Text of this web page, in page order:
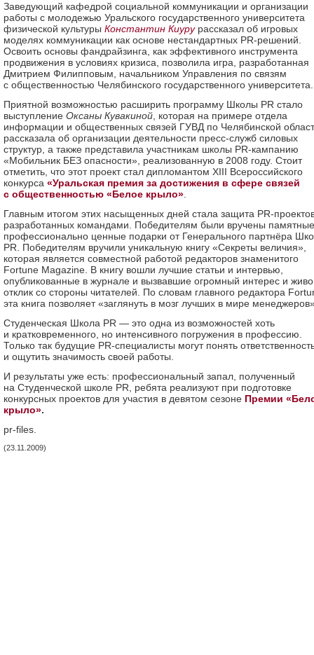
Заведующий кафедрой социальной коммуникации и организации
работы с молодежью Уральского государственного университета
физической культуры Константин Киурурассказал об игровых
моделях коммуникации как основе нестандартных PR-решений.
Освоить основы фандрайзинга, как эффективного инструмента
продвижения в условиях кризиса, позволила игра, разработанная
Дмитрием Филипповым, начальником Управления по связям
с общественностью Челябинского государственного университета.
Приятной возможностью расширить программу Школы PR стало
выступление Оксаны Кувакиной , которая на примере отдела
информации и общественных связей ГУВД по Челябинской
рассказала об организации деятельности пресс-служб силовых
структур, а также представила участникам школы PR-кампанию
«Мобильник БЕЗ опасности», реализованную в 2008 году. Стоит
отметить, что этот проект стал дипломантом XIII Всероссийского
конкурса «Уральская премия за достижения в сфере связей
с общественностью «Белое крыло»
Главным итогом этих насыщенных дней стала защита PR-
разработанных командами. Победителям были вручены памятные
профессионально ценные подарки от Генерального партнёра
PR. Победителям вручили уникальную книгу «Секреты величия»,
которая является совместной работой редакторов знаменитого
Fortune Magazine. В книгу вошли лучшие статьи и интервью,
опубликованные в журнале и вызвавшие огромный интерес и
отклик со стороны читателей. По словам главного редактора
эта книга позволяет «заглянуть в мозг лучших в мире
Студенческая Школа PR — это одна из возможностей хоть
и кратковременного, но интенсивного погружения в профессию.
Только так будущие PR-специалисты могут понять
и ощутить значимость своей работы.
И результаты уже есть: профессиональный запал, полученный
на Студенческой школе PR, ребята реализуют при подготовке
конкурсных проектов для участия в девятом сезоне Премии
крыло».
pr-files.
(23.11.2009)